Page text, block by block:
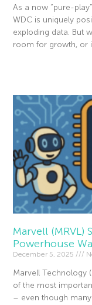
As a now “pure-
WDC is uniquely
exploding data. But
room for growth, or
Marvell (MRVL)
Powerhouse
December 5, 2025
Marvell Technology
of the most
– even though